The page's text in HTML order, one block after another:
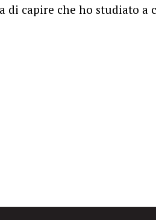
di capire che ho studiato